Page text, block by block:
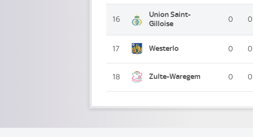
16
Union Saint-
Gilloise
0 0
17 Westerlo 0 0
18 Zulte-Waregem 0 0